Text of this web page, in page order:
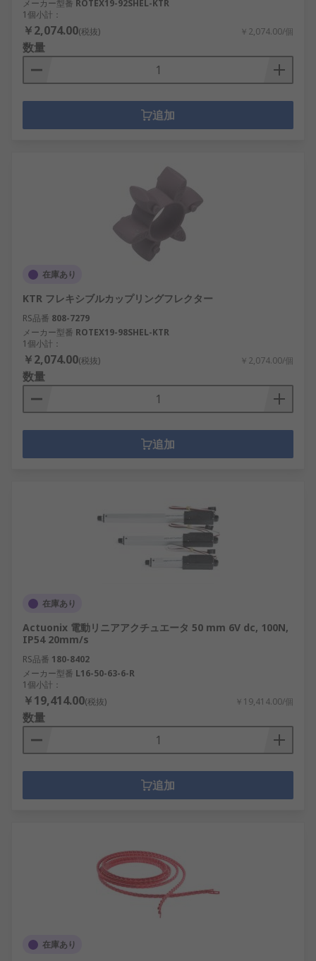
メーカー型番 ROTEX19-92SHEL-KTR
1個小計：
￥2,074.00(税抜) ￥2,074.00/個
数量
追加
在庫あり
KTR フレキシブルカップリングフレクター
RS品番 808-7279
メーカー型番 ROTEX19-98SHEL-KTR
1個小計：
￥2,074.00(税抜) ￥2,074.00/個
数量
追加
在庫あり
Actuonix 電動リニアアクチュエータ 50 mm 6V dc, 100N,
IP54 20mm/s
RS品番 180-8402
メーカー型番 L16-50-63-6-R
1個小計：
￥19,414.00(税抜) ￥19,414.00/個
数量
追加
在庫あり